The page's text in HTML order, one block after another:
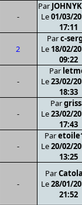
-
Par
Le01/03/
17:11
2
Parc-
Le 18/02/
09:22
-
Par
Le23/02/
18:33
-
Par
Le23/02/
17:43
-
Par
Le20/02/
13:25
-
Par
Le28/01/
21:52